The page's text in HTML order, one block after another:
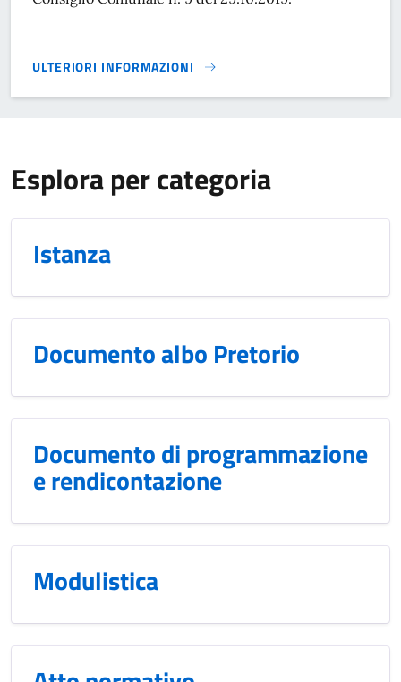
ULTERIORI INFORMAZIONI
REGOLAMENTO EDILIZIO}
Esplora per categoria
Istanza
Documento albo Pretorio
Documento di programmazione
e rendicontazione
Modulistica